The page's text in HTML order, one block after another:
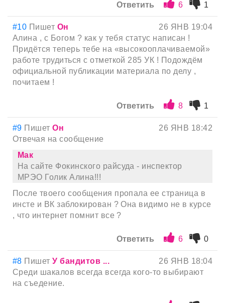
Ответить 6 1
#10 Пишет Он
26 ЯНВ 19:04
Алина , с Богом ? как у тебя статус написан !
Придётся теперь тебе на «высокооплачиваемой»
работе трудиться с отметкой 285 УК ! Подождём
официальной публикации материала по делу ,
почитаем !
Ответить 8 1
#9 ПишетОн
26 ЯНВ 18:42
Отвечая на сообщение
Мак
На сайте Фокинского райсуда - инспектор
МРЭО Голик Алина!!!
После твоего сообщения пропала ее страница в
инсте и ВК заблокирован ? Она видимо не в курсе
, что интернет помнит все ?
Ответить 6 0
#8 ПишетУ бандитов ...
26 ЯНВ 18:04
Среди шакалов всегда всегда кого-то выбирают
на съедение.